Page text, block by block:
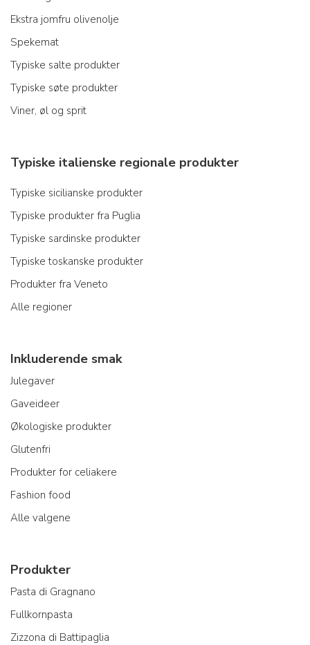
Ekstra jomfru olivenolje
Spekemat
Typiske salte produkter
Typiske søte produkter
Viner, øl og sprit
Typiske italienske regionale produkter
Typiske sicilianske produkter
Typiske produkter fra Puglia
Typiske sardinske produkter
Typiske toskanske produkter
Produkter fra Veneto
Alle regioner
Inkluderende smak
Julegaver
Gaveideer
Økologiske produkter
Glutenfri
Produkter for celiakere
Fashion food
Alle valgene
Produkter
Pasta di Gragnano
Fullkornpasta
Zizzona di Battipaglia